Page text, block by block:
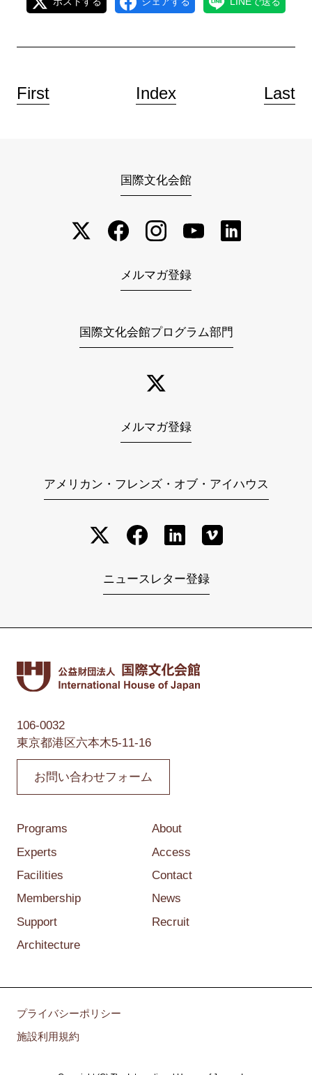
First Index Last
国際文化会館
メルマガ登録
国際文化会館プログラム部門
メルマガ登録
アメリカン・フレンズ・オブ・アイハウス
ニュースレター登録
106-0032
東京都港区六本木5-11-16
お問い合わせフォーム
Programs
Experts
Facilities
Membership
Support
Architecture
About
Access
Contact
News
Recruit
プライバシーポリシー
施設利用規約